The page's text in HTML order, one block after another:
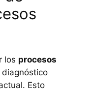
los procesos
Esto